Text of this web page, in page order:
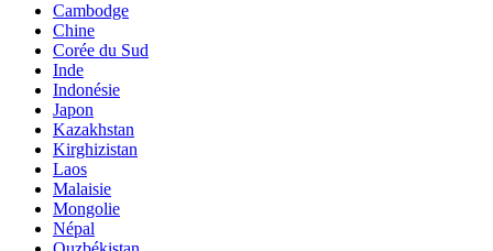
Cambodge
Chine
Corée du Sud
Inde
Indonésie
Japon
Kazakhstan
Kirghizistan
Laos
Malaisie
Mongolie
Népal